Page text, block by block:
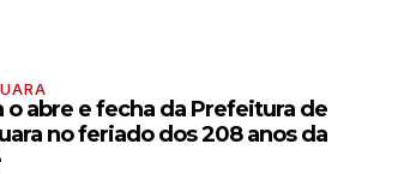
o abre e fecha da Prefeitura de
no feriado dos 208 anos da